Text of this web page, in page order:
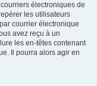
électroniques de
les utilisateurs
courrier électronique
avez reçu à un
les en-têtes contenant
Il pourra alors agir en